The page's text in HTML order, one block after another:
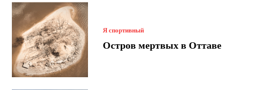
Я спортивный
Остров мертвых в Оттаве